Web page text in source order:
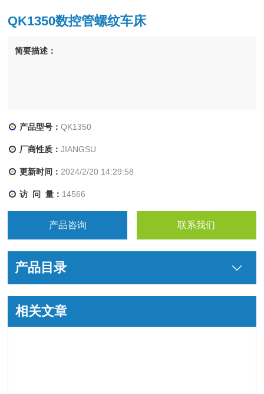
QK1350数控管螺纹车床
简要描述：
产品型号：QK1350
厂商性质：JIANGSU
更新时间： 2024/2/20 14:29:58
访 问 量： 14566
产品咨询 联系我们
产品目录
相关文章